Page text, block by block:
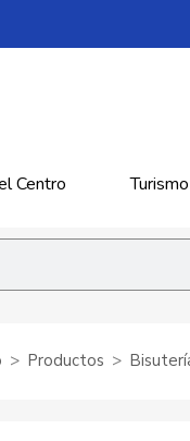
Centro
Productos